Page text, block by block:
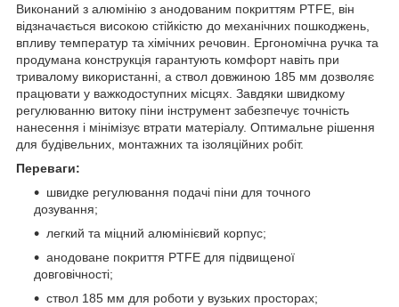
Виконаний з алюмінію з анодованим покриттям PTFE, він
відзначається високою стійкістю до механічних пошкоджень,
впливу температур та хімічних речовин. Ергономічна ручка та
продумана конструкція гарантують комфорт навіть при
тривалому використанні, а ствол довжиною 185 мм дозволяє
працювати у важкодоступних місцях. Завдяки швидкому
регулюванню витоку піни інструмент забезпечує точність
нанесення і мінімізує втрати матеріалу. Оптимальне рішення
для будівельних, монтажних та ізоляційних робіт.
Переваги:
швидке регулювання подачі піни для точного
дозування;
легкий та міцний алюмінієвий корпус;
анодоване покриття PTFE для підвищеної
довговічності;
ствол 185 мм для роботи у вузьких просторах;